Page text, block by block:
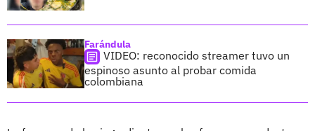
Farándula
VIDEO: reconocido streamer tuvo un
espinoso asunto al probar comida
colombiana